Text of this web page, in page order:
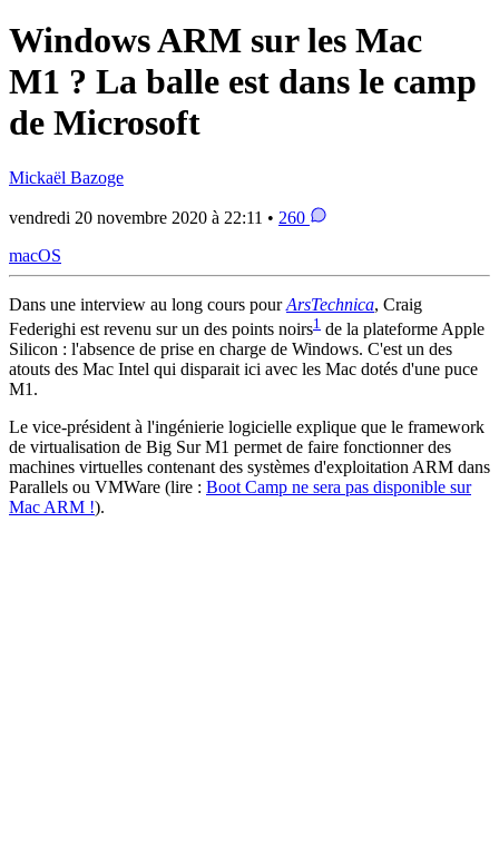
Windows ARM sur les Mac
M1 ? La balle est dans le camp
de Microsoft
Mickaël Bazoge
vendredi 20 novembre 2020 à 22:11 • 260
macOS
Dans une interview au long cours pourArsTechnica, Craig
Federighi est revenu sur un des points noirs1 de la plateforme Apple
Silicon : l'absence de prise en charge de Windows. C'est un des
atouts des Mac Intel qui disparait ici avec les Mac dotés d'une puce
M1.
Le vice-président à l'ingénierie logicielle explique que le framework
de virtualisation de Big Sur M1 permet de faire fonctionner des
machines virtuelles contenant des systèmes d'exploitation ARM dans
Parallels ou VMWare (lire : Boot Camp ne sera pas disponible sur
Mac ARM !).